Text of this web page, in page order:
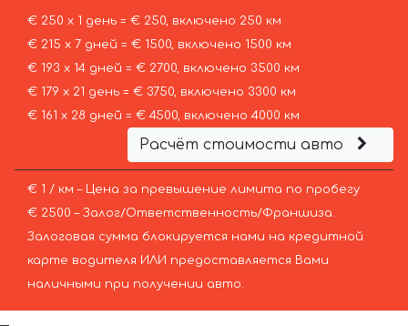
€ 250 х 1 день = € 250, включено 250 км
€ 215 х 7 дней = € 1500, включено 1500 км
€ 193 х 14 дней = € 2700, включено 3500 км
€ 179 х 21 день = € 3750, включено 3300 км
€ 161 х 28 дней = € 4500, включено 4000 км
Расчёт стоимости авто
€ 1 / км – Цена за превышение лимита по пробегу
€ 2500 – Залог/Ответственность/Франшиза.
Залоговая сумма блокируется нами на кредитной
карте водителя ИЛИ предоставляется Вами
наличными при получении авто.